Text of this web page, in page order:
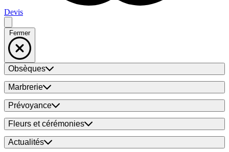
Devis
Fermer
Obsèques
Marbrerie
Prévoyance
Fleurs et cérémonies
Actualités